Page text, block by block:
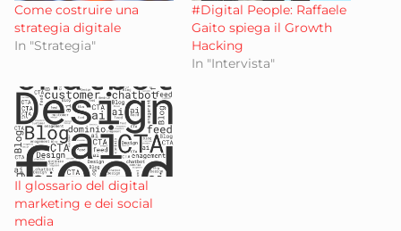
Come costruire una
strategia digitale
In "Strategia"
#Digital People: Raffaele
Gaito spiega il Growth
Hacking
In "Intervista"
Il glossario del digital
marketing e dei social
media